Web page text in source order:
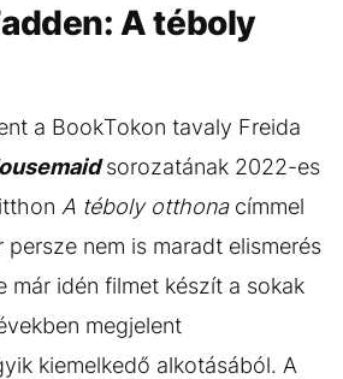
A téboly
a BookTokon tavaly Freida
sorozatának 2022-es
A téboly otthonacímmel
persze nem is maradt elismerés
már idén filmet készít a sokak
megjelent
kiemelkedő alkotásából. A